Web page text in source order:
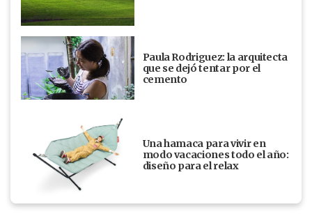
Paula Rodriguez: la arquitecta
que se dejó tentar por el
cemento
Una hamaca para vivir en
modo vacaciones todo el año:
diseño para el relax